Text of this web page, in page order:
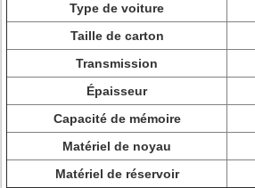
Type de voiture
Taille de carton
Transmission
Épaisseur
Capacité de mémoire
Matériel de noyau
Matériel de réservoir